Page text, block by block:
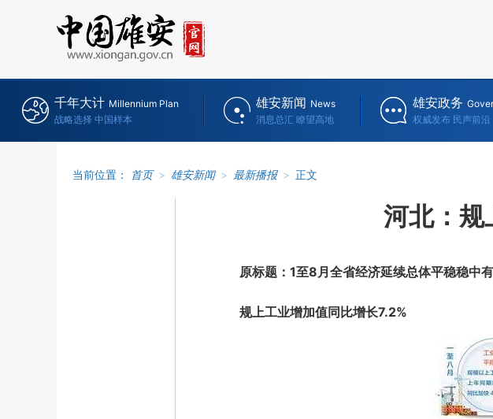
千年大计 Millennium Plan
战略选择 中国样本
雄安新闻 News
消息总汇 瞭望高地
雄安政务
权威发布 民声前沿
当前位置： 首页 > 雄安新闻 > 最新播报 > 正文
河北：规
原标题：1至8月全省经济延续总体平稳稳中
规上工业增加值同比增长7.2%